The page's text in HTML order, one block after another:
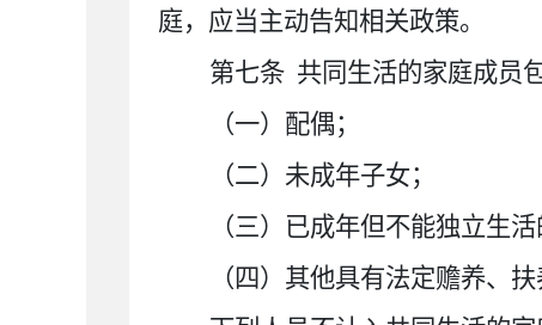
庭，应当主动告知相关政策。
第七条 共同生活的家庭成员包
（一）配偶；
（二）未成年子女；
（三）已成年但不能独立生
（四）其他具有法定赡养、